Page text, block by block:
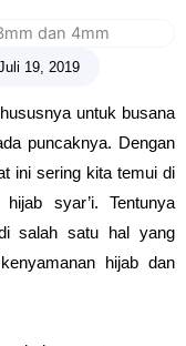
19, 2019
untuk busana
puncaknya. Dengan
ini sering kita temui di
syar’i. Tentunya
salah satu hal yang
hijab dan